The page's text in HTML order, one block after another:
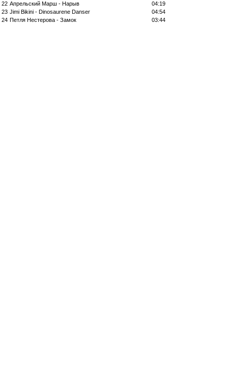
22 Апрельский Марш - Нарыв
04:19
23 Jimi Bikini - Dinosaurene Danser
04:54
24 Петля Нестерова - Замок 03:44